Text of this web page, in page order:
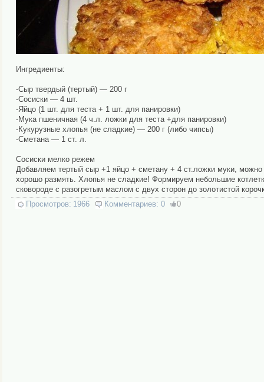
Ингредиенты:
-Сыр твердый (тертый) — 200 г
-Сосиски — 4 шт.
-Яйцо (1 шт. для теста + 1 шт. для панировки)
-Мука пшеничная (4 ч.л. ложки для теста +для панировки)
-Кукурузные хлопья (не сладкие) — 200 г (либо чипсы)
-Сметана — 1 ст. л.
Сосиски мелко режем
Добавляем тертый сыр +1 яйцо + сметану + 4 ст.ложки муки,
хорошо размять. Хлопья не сладкие! Формируем небольшие
сковороде с разогретым маслом с двух сторон до золотистой
Просмотров: 1966 Комментариев: 0 0